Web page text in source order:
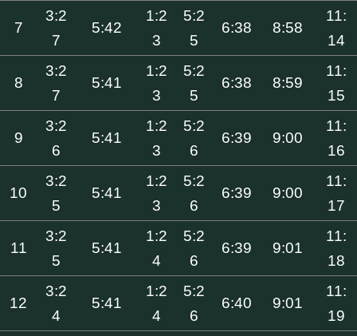
7
3:2
7
5:42
1:2
3
5:2
5
6:38 8:58
11:
14
8
3:2
7
5:41
1:2
3
5:2
5
6:38 8:59
11:
15
9
3:2
6
5:41
1:2
3
5:2
6
6:39 9:00
11:
16
10
3:2
5
5:41
1:2
3
5:2
6
6:39 9:00
11:
17
11
3:2
5
5:41
1:2
4
5:2
6
6:39 9:01
11:
18
12
3:2
4
5:41
1:2
4
5:2
6
6:40 9:01
11:
19